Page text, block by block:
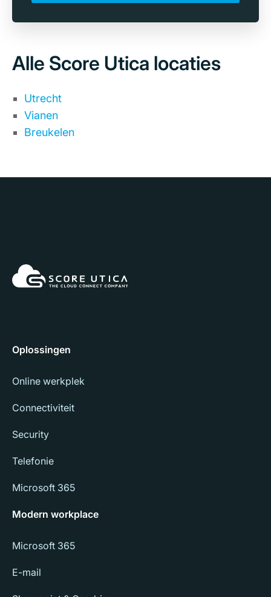
Alle Score Utica locaties
Utrecht
Vianen
Breukelen
Oplossingen
Online werkplek
Connectiviteit
Security
Telefonie
Microsoft 365
Modern workplace
Microsoft 365
E-mail